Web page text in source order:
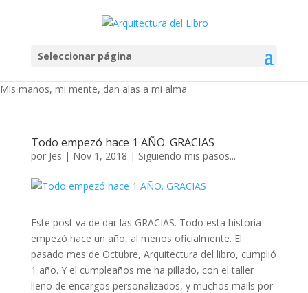
Seleccionar página
Mis manos, mi mente, dan alas a mi alma
Todo empezó hace 1 AÑO. GRACIAS
por Jes | Nov 1, 2018 | Siguiendo mis pasos...
Este post va de dar las GRACIAS. Todo esta historia
empezó hace un año, al menos oficialmente. El
pasado mes de Octubre, Arquitectura del libro, cumplió
1 año. Y el cumpleaños me ha pillado, con el taller
lleno de encargos personalizados, y muchos mails por